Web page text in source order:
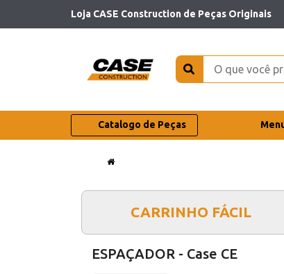
Loja CASE Construction de Peças Originais
Catalogo de Peças
CARRINHO FÁCIL
ESPAÇADOR - Case CE